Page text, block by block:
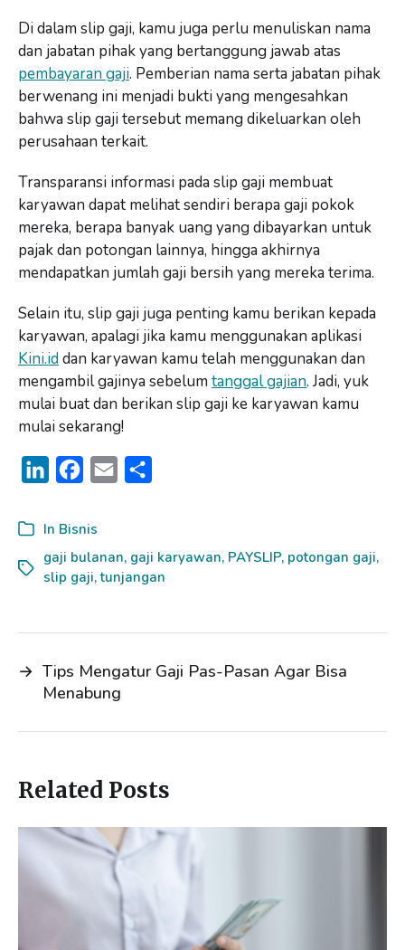
Di dalam slip gaji, kamu juga perlu menuliskan nama
dan jabatan pihak yang bertanggung jawab atas
pembayaran gaji. Pemberian nama serta jabatan pihak
berwenang ini menjadi bukti yang mengesahkan
bahwa slip gaji tersebut memang dikeluarkan oleh
perusahaan terkait.
Transparansi informasi pada slip gaji membuat
karyawan dapat melihat sendiri berapa gaji pokok
mereka, berapa banyak uang yang dibayarkan untuk
pajak dan potongan lainnya, hingga akhirnya
mendapatkan jumlah gaji bersih yang mereka terima.
Selain itu, slip gaji juga penting kamu berikan kepada
karyawan, apalagi jika kamu menggunakan aplikasi
Kini.iddan karyawan kamu telah menggunakan dan
mengambil gajinya sebelum tanggal gajian. Jadi, yuk
mulai buat dan berikan slip gaji ke karyawan kamu
mulai sekarang!
n
k
e
I
c
e
b
o
i
l
r
e
In Bisnis
gaji bulanan, gaji karyawan, PAYSLIP, potongan gaji,
slip gaji,tunjangan
→ Tips Mengatur Gaji Pas-Pasan Agar Bisa
Menabung
Related Posts